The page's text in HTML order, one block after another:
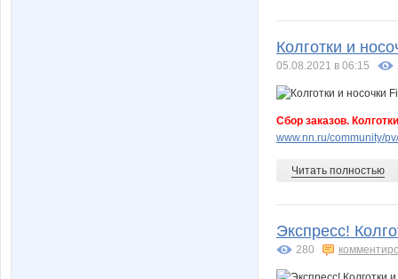
Колготки и
05.08.2021 в 06:15
Сбор заказов.
www.nn.ru/community/
Читать полностью
Экспресс!
280